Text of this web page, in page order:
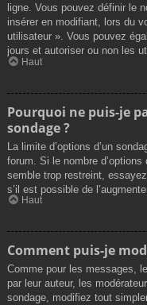
ligne. Vous pouvez définir le
insérer en modifiant, lors du
utilisateur ». Vous pouvez
jours et autoriser ou non les
Haut
Pourquoi ne puis-je
sondage ?
La limite d’options d’un
forum. Si le nombre
semble trop restreint,
s’il est possible de
Haut
Comment puis-je
Comme pour les messages,
par leur auteur, les
sondage, modifiez tout